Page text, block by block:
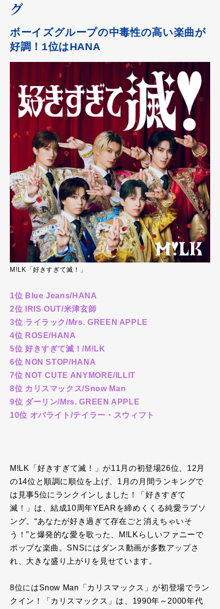
グ
ボーイズグループの中毒性の高い楽曲が
好調！1位はHANA
M!LK「好きすぎて滅！」
1位 Blue Jeans/HANA
2位 IRIS OUT/米津玄師
3位 ライラック/Mrs. GREEN APPLE
4位 ROSE/HANA
5位 好きすぎて滅！/M!LK
6位 NON STOP/HANA
7位 NOT CUTE ANYMORE/ILLIT
8位 カリスマックス/Snow Man
9位 ダーリン/Mrs. GREEN APPLE
10位 オパライト/テイラー・スウィフト
M!LK「好きすぎて滅！」が11 月の初登場26位、 12 月
の14位と順調に順位を上げ、 1 月の月間ランキングで
は見事5位にランクインしました！「好きすぎて
滅！」は、結成10周年YEAR を締めくくる純愛ラブソ
ング。 “あなたが好き過ぎて存在ごと消えちゃいそ
う！”と爆発的な愛を歌った、 M!LK らしいファニーで
ポップな楽曲。 SNSにはダンス動画が多数アップさ
れ、大きな盛り上がりを見せています。
8位にはSnow Man 「カリスマックス」が初登場でラン
クイン！「カリスマックス」は、 1990年～ 2000年代